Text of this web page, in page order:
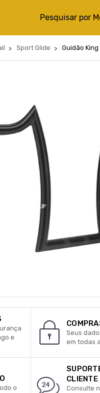
Pesquisar por
Sport Glide Guidão
e
Seus
em todas
o
CLIENTE
Consulte